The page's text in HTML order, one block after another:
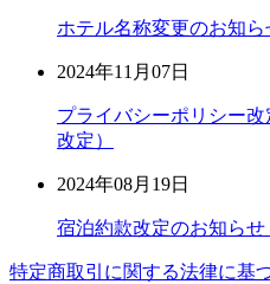
ホテル名称変更のお知ら
2024年11月07日
プライバシーポリシー改
改定）
2024年08月19日
宿泊約款改定のお知らせ
特定商取引に関する法律に基